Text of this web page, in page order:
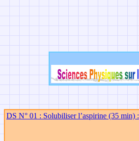
DS N° 01 : Solubiliser l’aspirine (35 min) :